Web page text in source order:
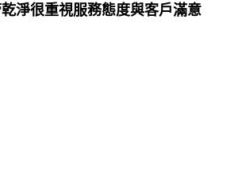
淨很重視服務態度與客戶滿意